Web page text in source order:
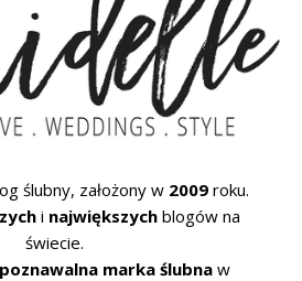
ślubny, założony w 2009 roku.
i największychblogów na
świecie.
marka ślubnaw